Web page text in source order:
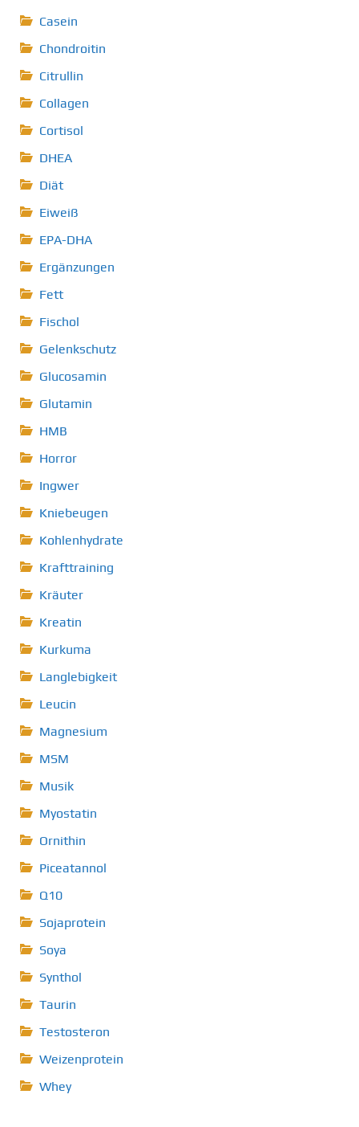
Casein
Chondroitin
Citrullin
Collagen
Cortisol
DHEA
Diät
Eiweiß
EPA-DHA
Ergänzungen
Fett
Fischol
Gelenkschutz
Glucosamin
Glutamin
HMB
Horror
Ingwer
Kniebeugen
Kohlenhydrate
Krafttraining
Kräuter
Kreatin
Kurkuma
Langlebigkeit
Leucin
Magnesium
MSM
Musik
Myostatin
Ornithin
Piceatannol
Q10
Sojaprotein
Soya
Synthol
Taurin
Testosteron
Weizenprotein
Whey